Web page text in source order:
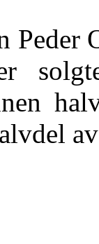
Peder